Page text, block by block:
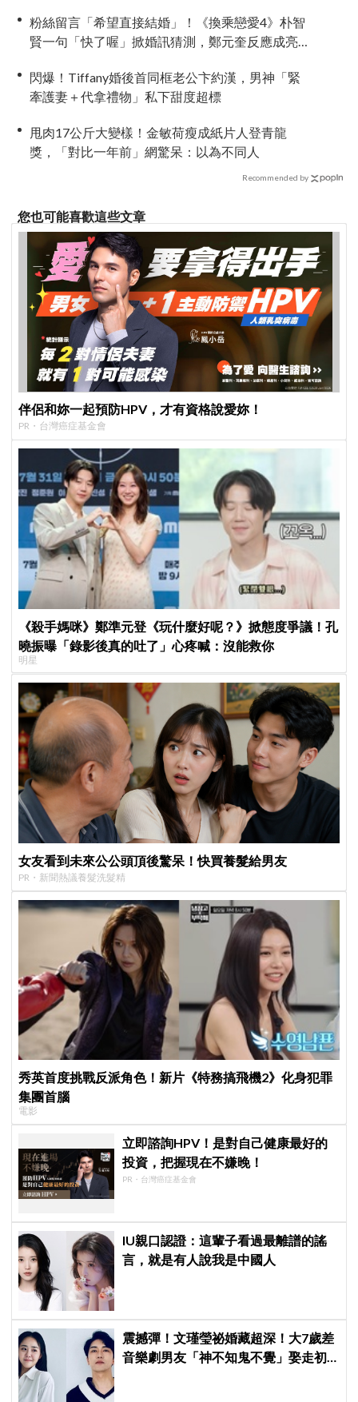
粉絲留言「希望直接結婚」！《換乘戀愛4》朴智
賢一句「快了喔」掀婚訊猜測，鄭元奎反應成亮
閃爆！Tiffany婚後首同框老公卞約漢，男神「緊
牽護妻＋代拿禮物」私下甜度超標
甩肉17公斤大變樣！金敏荷瘦成紙片人登青龍
獎，「對比一年前」網驚呆：以為不同人
Recommended by
您也可能喜歡這些文章
伴侶和妳一起預防HPV，才有資格說愛妳！
PR・台灣癌症基金會
《殺手媽咪》鄭準元登《玩什麼好呢？》掀態度爭議！孔
曉振曝「錄影後真的吐了」心疼喊：沒能救你
明星
女友看到未來公公頭頂後驚呆！快買養髮給男友
PR・新聞熱議養髮洗髮精
秀英首度挑戰反派角色！新片《特務搞飛機2》化身犯罪
集團首腦
電影
立即諮詢HPV！是對自己健康最好的
投資，把握現在不嫌晚！
PR・台灣癌症基金會
IU親口認證：這輩子看過最離譜的謠
言，就是有人說我是中國人
震撼彈！文瑾瑩祕婚藏超深！大7歲差
音樂劇男友「神不知鬼不覺」娶走初